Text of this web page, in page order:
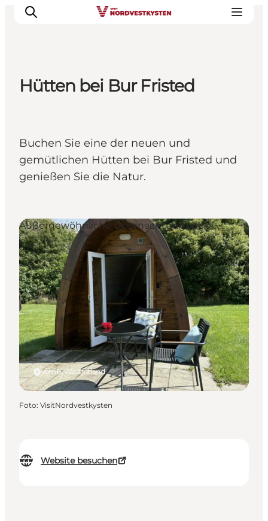
Events
Unterkunft
Mach deine Urlaubsplanung
Hütten bei Bur Fristed
Buchen Sie eine der neuen und
gemütlichen Hütten bei Bur Fristed und
genießen Sie die Natur.
Website besuchen
Vemb, Westjütland
Außergewöhnliche Übernachtungen
Foto: VisitNordvestkysten